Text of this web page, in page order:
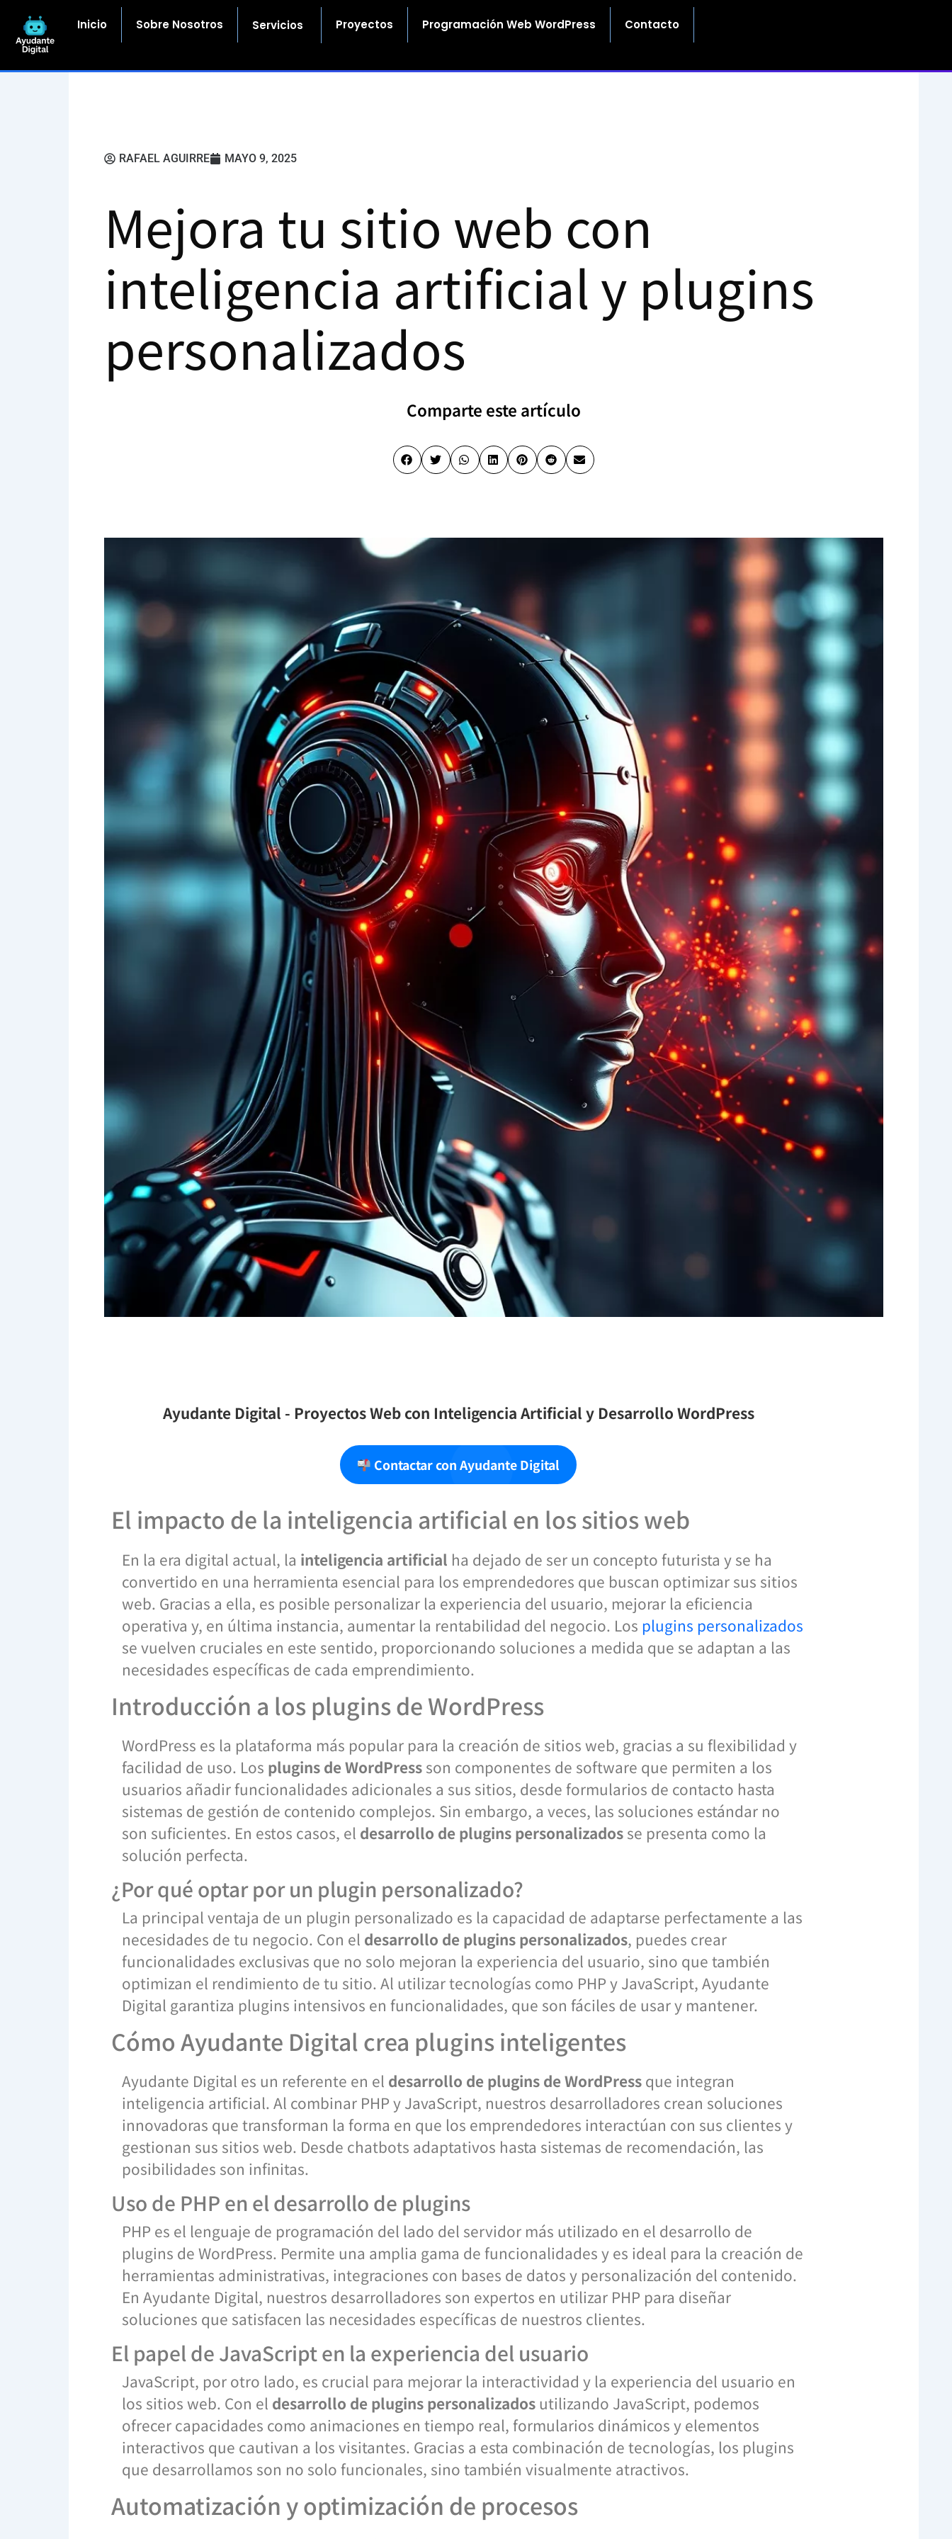
contenido
Inicio Sobre Nosotros Servicios Proyectos Programación Web WordPress Contacto
RAFAEL AGUIRRE MAYO 9, 2025
Mejora tu sitio web con
inteligencia artificial y plugins
personalizados
Comparte este artículo
Ayudante Digital - Proyectos Web con Inteligencia Artificial y Desarrollo WordPress
Contactar con Ayudante Digital
El impacto de la inteligencia artificial en los sitios web
En la era digital actual, la inteligencia artificial ha dejado de ser un concepto futurista y se ha
convertido en una herramienta esencial para los emprendedores que buscan optimizar sus sitios
web. Gracias a ella, es posible personalizar la experiencia del usuario, mejorar la eficiencia
operativa y, en última instancia, aumentar la rentabilidad del negocio. Los plugins personalizados
se vuelven cruciales en este sentido, proporcionando soluciones a medida que se adaptan a las
necesidades específicas de cada emprendimiento.
Introducción a los plugins de WordPress
WordPress es la plataforma más popular para la creación de sitios web, gracias a su flexibilidad y
facilidad de uso. Los plugins de WordPress son componentes de software que permiten a los
usuarios añadir funcionalidades adicionales a sus sitios, desde formularios de contacto hasta
sistemas de gestión de contenido complejos. Sin embargo, a veces, las soluciones estándar no
son suficientes. En estos casos, el desarrollo de plugins personalizados se presenta como la
solución perfecta.
¿Por qué optar por un plugin personalizado?
La principal ventaja de un plugin personalizado es la capacidad de adaptarse perfectamente a las
necesidades de tu negocio. Con el desarrollo de plugins personalizados, puedes crear
funcionalidades exclusivas que no solo mejoran la experiencia del usuario, sino que también
optimizan el rendimiento de tu sitio. Al utilizar tecnologías como PHP y JavaScript, Ayudante
Digital garantiza plugins intensivos en funcionalidades, que son fáciles de usar y mantener.
Cómo Ayudante Digital crea plugins inteligentes
Ayudante Digital es un referente en el desarrollo de plugins de WordPress que integran
inteligencia artificial. Al combinar PHP y JavaScript, nuestros desarrolladores crean soluciones
innovadoras que transforman la forma en que los emprendedores interactúan con sus clientes y
gestionan sus sitios web. Desde chatbots adaptativos hasta sistemas de recomendación, las
posibilidades son infinitas.
Uso de PHP en el desarrollo de plugins
PHP es el lenguaje de programación del lado del servidor más utilizado en el desarrollo de
plugins de WordPress. Permite una amplia gama de funcionalidades y es ideal para la creación de
herramientas administrativas, integraciones con bases de datos y personalización del contenido.
En Ayudante Digital, nuestros desarrolladores son expertos en utilizar PHP para diseñar
soluciones que satisfacen las necesidades específicas de nuestros clientes.
El papel de JavaScript en la experiencia del usuario
JavaScript, por otro lado, es crucial para mejorar la interactividad y la experiencia del usuario en
los sitios web. Con el desarrollo de plugins personalizados utilizando JavaScript, podemos
ofrecer capacidades como animaciones en tiempo real, formularios dinámicos y elementos
interactivos que cautivan a los visitantes. Gracias a esta combinación de tecnologías, los plugins
que desarrollamos son no solo funcionales, sino también visualmente atractivos.
Automatización y optimización de procesos